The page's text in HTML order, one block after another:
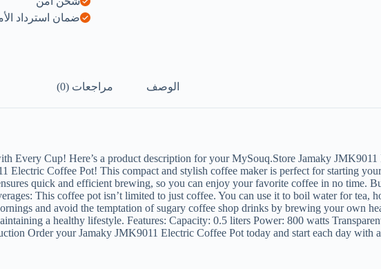
ضمان استرداد
الوصف مراجعات (0)
Every Cup! Here’s a product description for your MySouq.Store Jamaky
Coffee Pot! This compact and stylish coffee maker is perfect for starting
quick and efficient brewing, so you can enjoy your favorite coffee in no time.
This coffee pot isn’t limited to just coffee. You can use it to boil water for tea,
and avoid the temptation of sugary coffee shop drinks by brewing your own
a healthy lifestyle. Features: Capacity: 0.5 liters Power: 800 watts
Order your Jamaky JMK9011 Electric Coffee Pot today and start each day with